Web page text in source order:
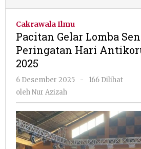
Cakrawala Ilmu
Pacitan Gelar Lomba
Peringatan Hari
2025
6 Desember 2025
oleh
-
166 Dilihat
olehNur Azizah